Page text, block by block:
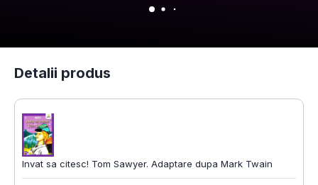
Detalii produs
Invat sa citesc! Tom Sawyer. Adaptare dupa Mark Twain